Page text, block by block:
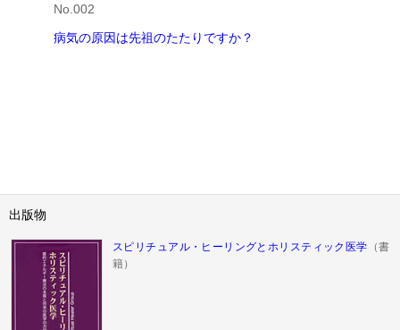
No.002
病気の原因は先祖のたたりですか？
出版物
スピリチュアル・ヒーリングとホリスティック医学 （書
籍）